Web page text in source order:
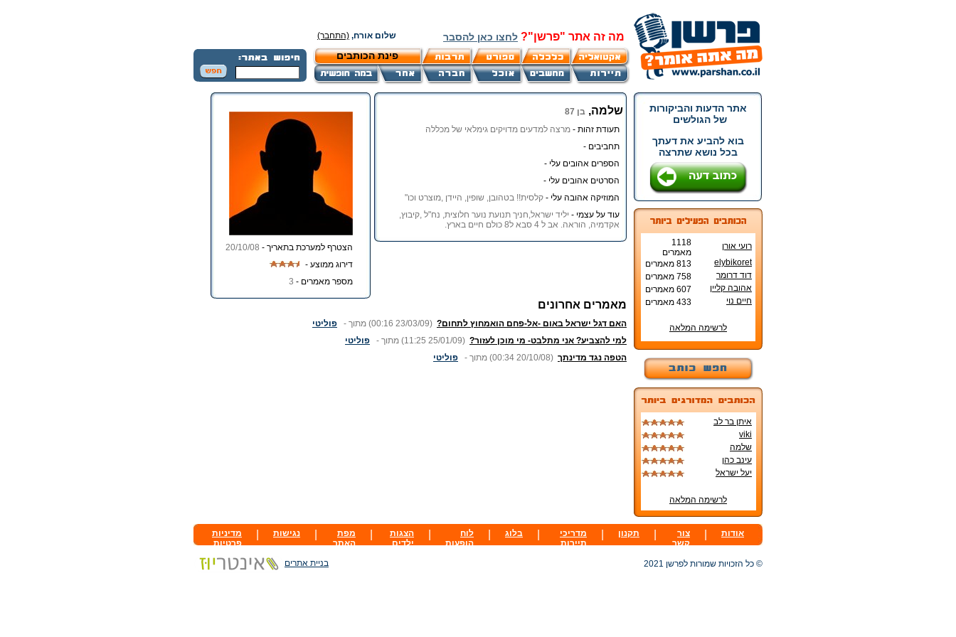
מה זה אתר "פרשן"? לחצו כאן להסבר שלום אורח, (התחבר)
פינת הכותבים
אתר הדעות והביקורות
של הגולשים
בוא להביע את דעתך
בכל נושא שתרצה
רועי אורן
1118
מאמרים
elybikoret
813 מאמרים
דוד דרומר
758 מאמרים
אהובה קליין
607 מאמרים
חיים נוי
433 מאמרים
לרשימה המלאה
איתן בר לב
viki
שלמה
עינב כהן
יעל ישראל
לרשימה המלאה
שלמה, בן 87
תעודת זהות - מרצה למדעים מדויקים גימלאי של מכללה
תחביבים -
הספרים אהובים עלי -
הסרטים אהובים עלי -
המוזיקה אהובה עלי - קלסית!! בטהובן, שופין, היידן ,מוצרט וכו"
עוד על עצמי - יליד ישראל,חניך תנועת נוער חלוצית, נח"ל ,קיבוץ,
אקדמיה, הוראה. אב ל 4 סבא ל8 כולם חיים בארץ.
הצטרף למערכת בתאריך - 20/10/08
דירוג ממוצע -
מספר מאמרים - 3
מאמרים אחרונים
האם דגל ישראל באום -אל-פחם הואמחוץ לתחום? (00:16 23/03/09) מתוך -
פוליטי
למי להצביע? אני מתלבט- מי מוכן לעזור? (11:25 25/01/09) מתוך -
פוליטי
הטפה נגד מדינתך (00:34 20/10/08) מתוך - פוליטי
אודות
צור
קשר
תקנון
מדריכי
תיירות
בלוג
לוח
הופעות
הצגות
ילדים
מפת
האתר
נגישות
מדיניות
פרטיות
© כל הזכויות שמורות לפרשן 2021 בניית אתרים